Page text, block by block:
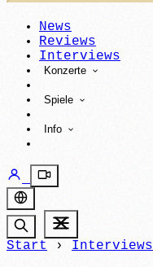
News
Reviews
Interviews
Konzerte
Spiele
Info
Start › Interviews